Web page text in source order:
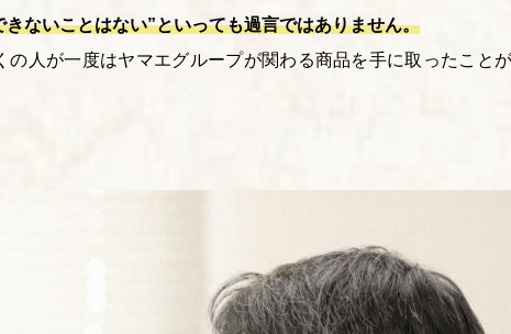
ないことはない”といっても過言ではありません。
の人が一度はヤマエグループが関わる商品を手に取ったことが